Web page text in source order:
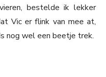
bestelde ik lekker
Vic er flink van mee at,
nog wel een beetje trek.